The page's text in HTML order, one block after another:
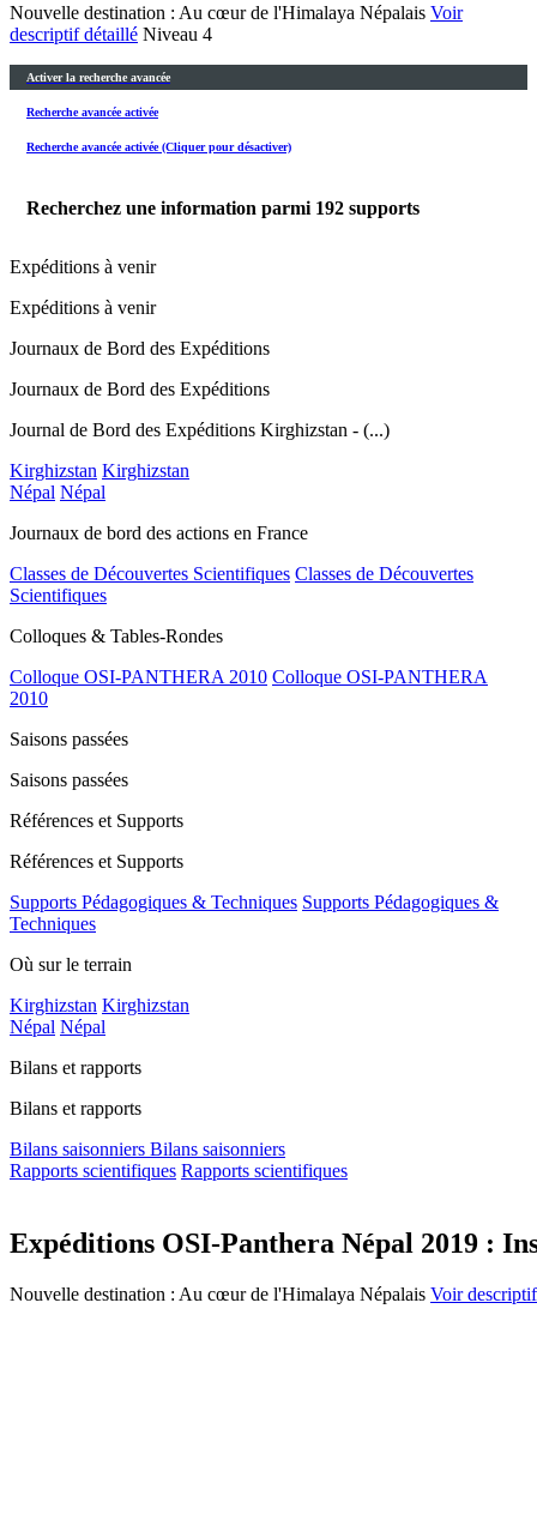
Nouvelle destination : Au cœur de l'Himalaya Népalais Voir
descriptif détaillé Niveau 4
Activer la recherche avancée
Recherche avancée activée
Recherche avancée activée (Cliquer pour désactiver)
Recherchez une information parmi 192 supports
Expéditions à venir
Expéditions à venir
Journaux de Bord des Expéditions
Journaux de Bord des Expéditions
Journal de Bord des Expéditions Kirghizstan - (...)
Kirghizstan Kirghizstan
Népal Népal
Journaux de bord des actions en France
Classes de Découvertes Scientifiques Classes de Découvertes
Scientifiques
Colloques & Tables-Rondes
Colloque OSI-PANTHERA 2010 Colloque OSI-PANTHERA
2010
Saisons passées
Saisons passées
Références et Supports
Références et Supports
Supports Pédagogiques & Techniques Supports Pédagogiques &
Techniques
Où sur le terrain
Kirghizstan Kirghizstan
Népal Népal
Bilans et rapports
Bilans et rapports
Bilans saisonniers Bilans saisonniers
Rapports scientifiques Rapports scientifiques
Expéditions OSI-Panthera Népal 2019 :
Nouvelle destination : Au cœur de l'Himalaya Népalais Voir